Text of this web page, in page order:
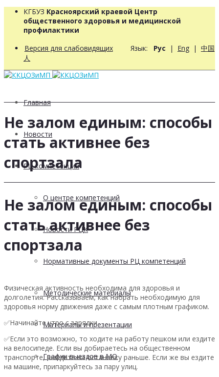
КГБУЗ Красноярский краевой Центр
общественного здоровья и медицинской
профилактики
Версия для слабовидящих Язык: Рус | Eng | 中国
人
Главная
Новости
РЦ компетенций
О центре компетенций
Новости РЦК
Нормативные документы РЦ компетенций
Методические материалы
Материалы и презентации
График выездов в МО
Не залом единым: способы
стать активнее без
спортзала
Не залом единым: способы
стать активнее без
спортзала
Физическая активность необходима для здоровья и
долголетия. Рассказываем, как набрать необходимую для
здоровья норму движения даже с самым плотным графиком.
✅Начинайте утро с зарядки.
✅Если это возможно, то ходите на работу пешком или ездите
на велосипеде. Если вы добираетесь на общественном
транспорте, выйдите на остановку раньше. Если же вы ездите
на машине, припаркуйтесь за пару улиц.